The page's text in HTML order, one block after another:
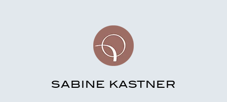
SABINE KASTNER